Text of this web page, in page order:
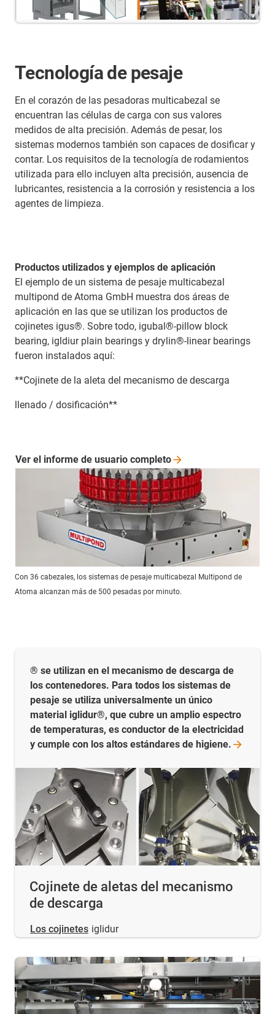
Tecnología de pesaje
En el corazón de las pesadoras multicabezal se
encuentran las células de carga con sus valores
medidos de alta precisión. Además de pesar, los
sistemas modernos también son capaces de dosificar y
contar. Los requisitos de la tecnología de rodamientos
utilizada para ello incluyen alta precisión, ausencia de
lubricantes, resistencia a la corrosión y resistencia a los
agentes de limpieza.
Productos utilizados y ejemplos de aplicación
El ejemplo de un sistema de pesaje multicabezal
multipond de Atoma GmbH muestra dos áreas de
aplicación en las que se utilizan los productos de
cojinetes igus®. Sobre todo, igubal®-pillow block
bearing, igldiur plain bearings y drylin®-linear bearings
fueron instalados aquí:
**Cojinete de la aleta del mecanismo de descarga
llenado / dosificación**
Con 36 cabezales, los sistemas de pesaje multicabezal Multipond de
Atoma alcanzan más de 500 pesadas por minuto.
Ver el informe de usuario completo
Cojinete de aletas del mecanismo
de descarga
Los cojinetes iglidur
® se utilizan en el mecanismo de descarga de
los contenedores. Para todos los sistemas de
pesaje se utiliza universalmente un único
material iglidur®, que cubre un amplio espectro
de temperaturas, es conductor de la electricidad
y cumple con los altos estándares de higiene.